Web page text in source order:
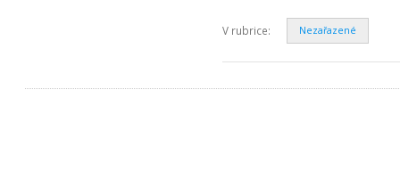
V rubrice: Nezařazené